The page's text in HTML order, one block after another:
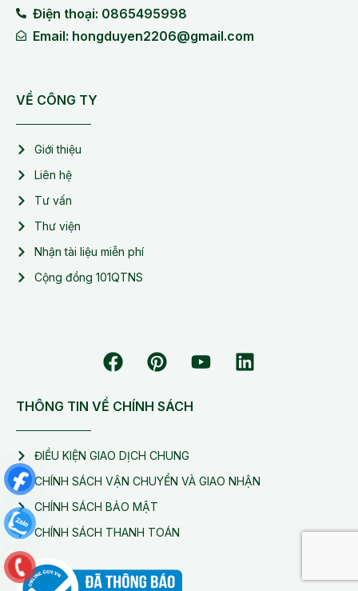
Điện thoại: 0865495998
Email: hongduyen2206@gmail.com
VỀ CÔNG TY
Giới thiệu
Liên hệ
Tư vấn
Thư viện
Nhận tài liệu miễn phí
Cộng đồng 101QTNS
THÔNG TIN VỀ CHÍNH SÁCH
ĐIỀU KIỆN GIAO DỊCH CHUNG
CHÍNH SÁCH VẬN CHUYỂN VÀ GIAO NHẬN
CHÍNH SÁCH BẢO MẬT
CHÍNH SÁCH THANH TOÁN